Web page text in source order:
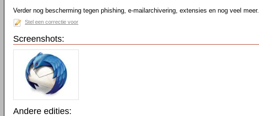
Verder nog bescherming tegen phishing, e-mailarchivering, extensies en nog veel meer.
Stel een correctie voor
Screenshots:
Andere edities: